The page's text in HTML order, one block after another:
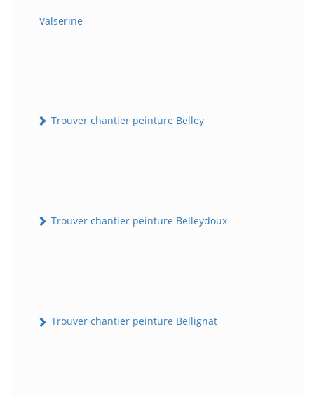
Valserine
Trouver chantier peinture Belley
Trouver chantier peinture Belleydoux
Trouver chantier peinture Bellignat